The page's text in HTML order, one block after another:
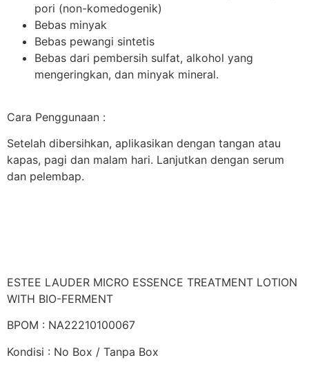
pori (non-komedogenik)
Bebas minyak
Bebas pewangi sintetis
Bebas dari pembersih sulfat, alkohol yang
mengeringkan, dan minyak mineral.
Cara Penggunaan :
Setelah dibersihkan, aplikasikan dengan tangan atau
kapas, pagi dan malam hari. Lanjutkan dengan serum
dan pelembap.
ESTEE LAUDER MICRO ESSENCE TREATMENT LOTION
WITH BIO-FERMENT
BPOM : NA22210100067
Kondisi : No Box / Tanpa Box